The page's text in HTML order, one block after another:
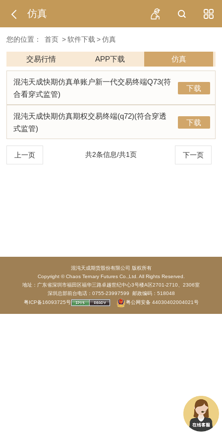
仿真
您的位置： 首页 > 软件下载 > 仿真
交易行情 APP下载 仿真
下载
混沌天成快期仿真单账户新一代交易终端Q73(符
合看穿式监管)
下载
混沌天成快期仿真期权交易终端(q72)(符合穿透
式监管)
上一页 下一页
共2条信息/共1页
混沌天成期货股份有限公司 版权所有
Copyright © Chaos Ternary Futures Co.,Ltd. All Rights Reserved.
地址：广东省深圳市福田区福华三路卓越世纪中心3号楼A区2701-2710、2306室
深圳总部前台电话：0755-23997599 邮政编码：518048
粤ICP备16093725号
粤公网安备 44030402004021号